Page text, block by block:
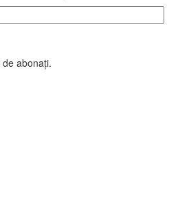
abonați.